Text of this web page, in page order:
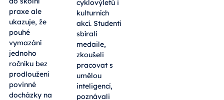
praxe ale
ukazuje, že
pouhé
vymazání
jednoho
ročníku bez
prodloužení
povinné
docházky na
cyklovýletů i
kulturních
akcí. Studenti
sbírali
medaile,
zkoušeli
pracovat s
umělou
inteligencí,
poznávali